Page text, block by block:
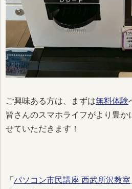
ご興味ある方は、まずは無料体験
皆さんのスマホライフがより豊か
せていただきます！
「 パソコン市民講座 西武所沢教室